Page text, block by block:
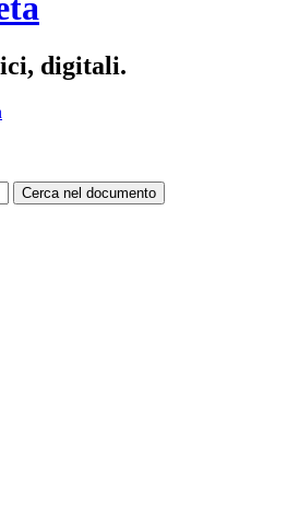
digitali.
Cerca nel documento